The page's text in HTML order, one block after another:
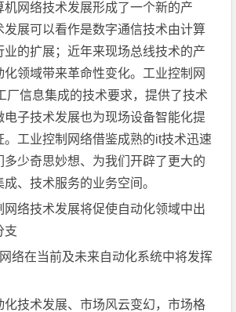
机网络技术发展形成了一个新的产
发展可以看作是数字通信技术由计算
业的扩展；近年来现场总线技术的产
化领域带来革命性变化。工业控制网
厂信息集成的技术要求，提供了技术
电子技术发展也为现场设备智能化提
。工业控制网络借鉴成熟的it技术迅速
多少奇思妙想、为我们开辟了更大的
、技术服务的业务空间。
网络技术发展将促使自动化领域中出
支
络在当前及未来自动化系统中将发挥
化技术发展、市场风云变幻，市场格